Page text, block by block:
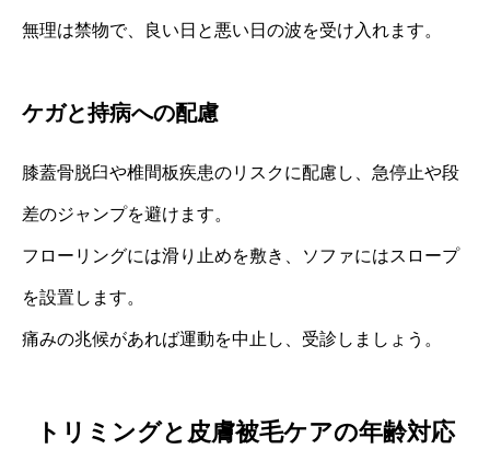
無理は禁物で、良い日と悪い日の波を受け入れます。
ケガと持病への配慮
膝蓋骨脱臼や椎間板疾患のリスクに配慮し、急停止や段
差のジャンプを避けます。
フローリングには滑り止めを敷き、ソファにはスロープ
を設置します。
痛みの兆候があれば運動を中止し、受診しましょう。
トリミングと皮膚被毛ケアの年齢対応